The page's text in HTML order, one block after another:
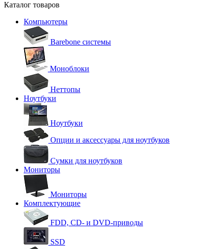
Каталог товаров
Компьютеры
Barebone системы
Моноблоки
Неттопы
Ноутбуки
Ноутбуки
Опции и аксессуары для ноутбуков
Сумки для ноутбуков
Мониторы
Мониторы
Комплектующие
FDD, CD- и DVD-приводы
SSD